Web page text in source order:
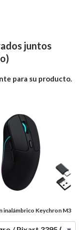
juntos
para su producto.
inalámbrico Keychron M3